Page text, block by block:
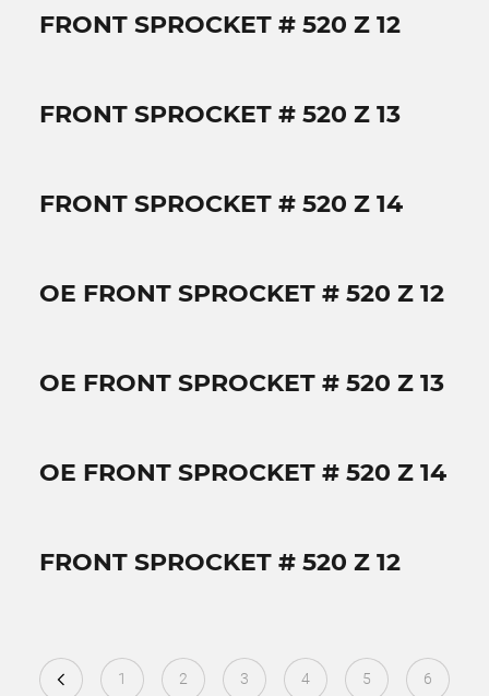
FRONT SPROCKET # 520 Z 12
FRONT SPROCKET # 520 Z 13
FRONT SPROCKET # 520 Z 14
OE FRONT SPROCKET # 520 Z 12
OE FRONT SPROCKET # 520 Z 13
OE FRONT SPROCKET # 520 Z 14
FRONT SPROCKET # 520 Z 12
1 2 3 4 5 6